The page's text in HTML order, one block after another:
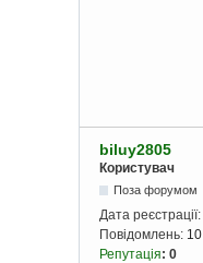
biluy2805
Користувач
Поза форумом
Дата реєстрації:
Повідомлень: 10
Репутація: 0